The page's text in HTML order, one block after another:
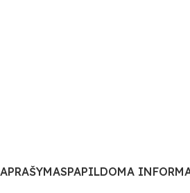
APRAŠYMASPAPILDOMA